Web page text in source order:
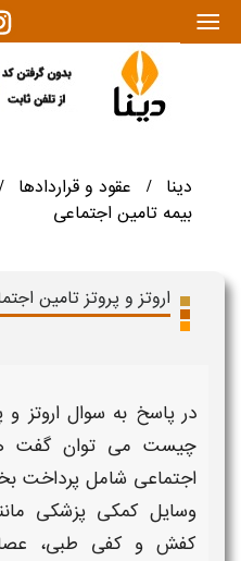
|||
دینا / عقود و قراردادها /
بیمه تامین اجتماعی
اروتز و پروتز تامین
در پاسخ به سوالاروتز
چیست می توان گفت
اجتماعی شامل پرداخت
وسایل کمکیپزشکی
کفش و کفی طبی،